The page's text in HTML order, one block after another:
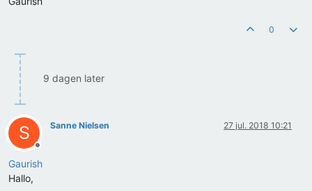
0
9 dagen later
S
Offline
Sanne Nielsen 27 jul. 2018 10:21
Gaurish
Hallo,